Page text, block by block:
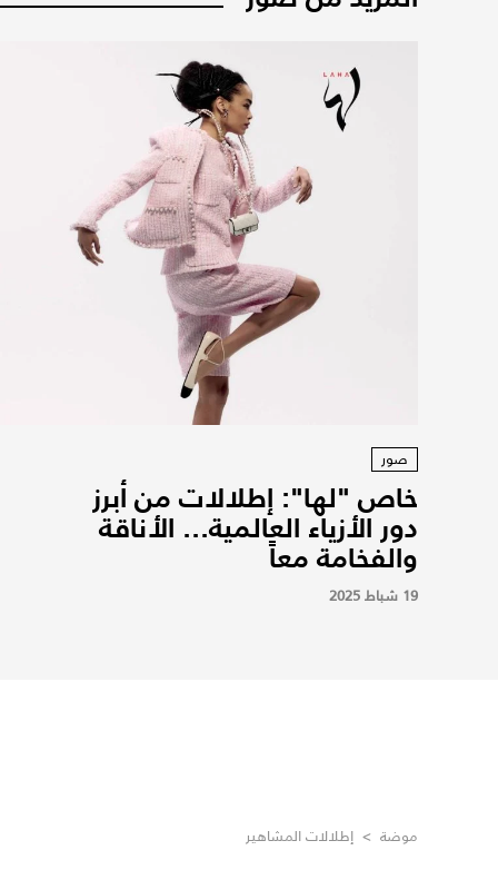
صور
خاص "لها": إطلالات من أبرز
دور الأزياء العالمية... الأناقة
والفخامة معاً
19 شباط 2025
موضة > إطلالات المشاهير